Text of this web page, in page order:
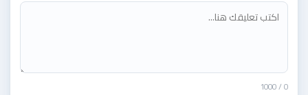
0
/ 1000